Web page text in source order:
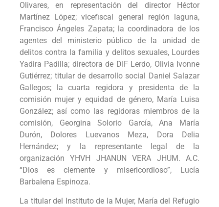
Olivares, en representación del director Héctor
Martínez López; vicefiscal general región laguna,
Francisco Ángeles Zapata; la coordinadora de los
agentes del ministerio público de la unidad de
delitos contra la familia y delitos sexuales, Lourdes
Yadira Padilla; directora de DIF Lerdo, Olivia Ivonne
Gutiérrez; titular de desarrollo social Daniel Salazar
Gallegos; la cuarta regidora y presidenta de la
comisión mujer y equidad de género, María Luisa
González; así como las regidoras miembros de la
comisión, Georgina Solorio García, Ana María
Durón, Dolores Luevanos Meza, Dora Delia
Hernández; y la representante legal de la
organización YHVH JHANUN VERA JHUM. A.C.
“Dios es clemente y misericordioso”, Lucía
Barbalena Espinoza.
La titular del Instituto de la Mujer, María del Refugio